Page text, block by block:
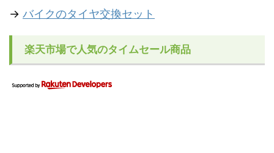
→ バイクのタイヤ交換セット
楽天市場で人気のタイムセール商品